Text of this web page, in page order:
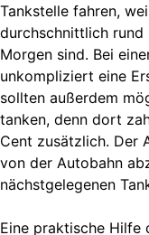
Tankstelle fahren,
durchschnittlich rund
Morgen sind. Bei
unkompliziert eine
sollten außerdem
tanken, denn dort
Cent zusätzlich. Der
von der Autobahn
nächstgelegenen
Eine praktische Hilfe